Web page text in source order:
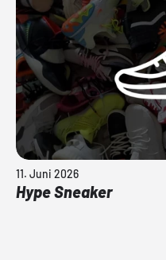
11. Juni 2026
Hype Sneaker